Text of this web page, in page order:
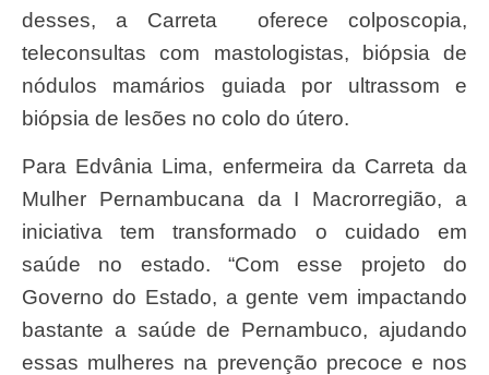
desses, a Carreta oferece colposcopia,
teleconsultas com mastologistas, biópsia de
nódulos mamários guiada por ultrassom e
biópsia de lesões no colo do útero.
Para Edvânia Lima, enfermeira da Carreta da
Mulher Pernambucana da I Macrorregião, a
iniciativa tem transformado o cuidado em
saúde no estado. “Com esse projeto do
Governo do Estado, a gente vem impactando
bastante a saúde de Pernambuco, ajudando
essas mulheres na prevenção precoce e nos